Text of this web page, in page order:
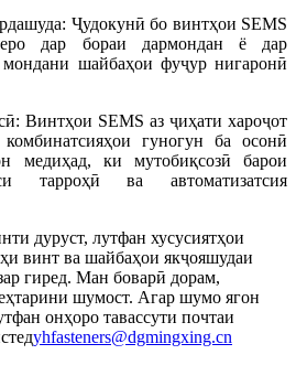
Ҷудокунӣ бо винтҳои SEMS
дар бораи дармондан ё дар
шайбаҳои фуҷур нигаронӣ
Винтҳои SEMS аз ҷиҳати хароҷот
гуногун ба осонӣ
медиҳад, ки мутобиқсозӣ барои
тарроҳӣ ва автоматизатсия
дуруст, лутфан хусусиятҳои
винт ва шайбаҳои якҷояшудаи
гиред. Ман боварӣ дорам,
шумост. Агар шумо ягон
онҳоро тавассути почтаи
yhfasteners@dgmingxing.cn